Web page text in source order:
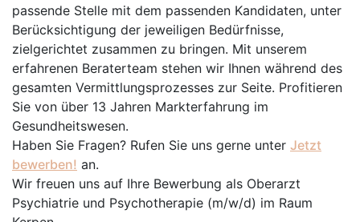
passende Stelle mit dem passenden Kandidaten, unter
Berücksichtigung der jeweiligen Bedürfnisse,
zielgerichtet zusammen zu bringen. Mit unserem
erfahrenen Beraterteam stehen wir Ihnen während des
gesamten Vermittlungsprozesses zur Seite. Profitieren
Sie von über 13 Jahren Markterfahrung im
Gesundheitswesen.
Haben Sie Fragen? Rufen Sie uns gerne unter Jetzt
bewerben! an.
Wir freuen uns auf Ihre Bewerbung als Oberarzt
Psychiatrie und Psychotherapie (m/w/d) im Raum